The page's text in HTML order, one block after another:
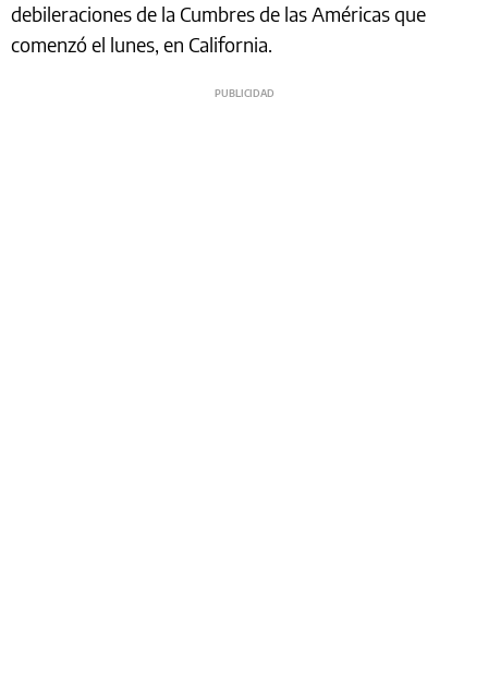
debileraciones de la Cumbres de las Américas que
comenzó el lunes, en California.